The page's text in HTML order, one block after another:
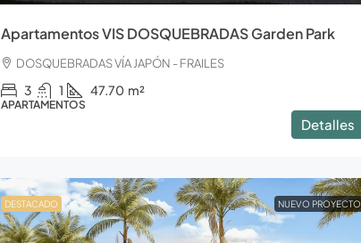
Apartamentos VIS DOSQUEBRADAS Garden Park
DOSQUEBRADAS VÍA JAPÓN - FRAILES
3 1 47.70 m²
APARTAMENTOS
Detalles
DESTACADO NUEVO PROYECTO